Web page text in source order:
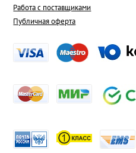
Работа с поставщиками
Публичная оферта